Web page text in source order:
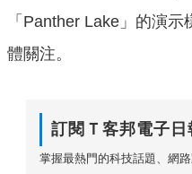
「Panther Lake」的演
體關注。
訂閱Ｔ客邦電子日
掌握最熱門的科技話題、網